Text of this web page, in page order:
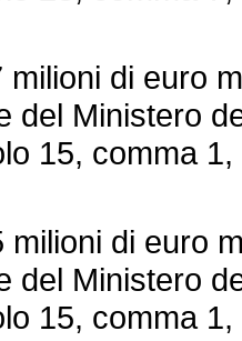
di euro
del Ministero
15, comma
di euro
del Ministero
15, comma